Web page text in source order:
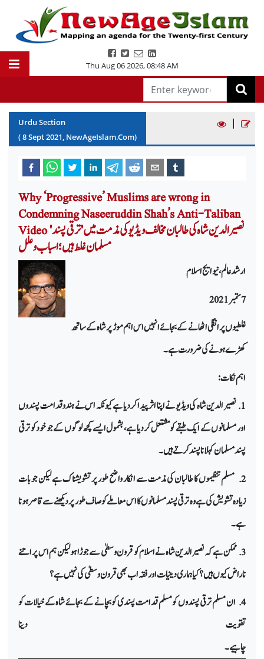
Thu Aug 06 2026,08:48 AM
Urdu Section
(8Sept2021, NewAgeIslam.Com)
|
Why ‘Progressive’ Muslims are wrong in
Condemning Naseeruddin Shah’s Anti-Taliban
Video نصیر الدین شاہ کی طالبان مخالف ویڈیو کی مذمت میں 'ترقی پسند'
مسلمان غلط ہیں؛ اسباب و علل
ارشد عالم، نیو ایج اسلام
7 ستمبر 2021
غلطیوں پر انگلی اٹھانے کے بجائے انہیں اس اہم موڑ پر شاہ کے ساتھ
کھڑے ہونے کی ضرورت ہے۔
اہم نکات:
1. نصیر الدین شاہ کی ویڈیو نے اپنا اثر پیدا کر دیا ہے کیونکہ اس نے ہندو قدامت پسندوں
اور مسلمانوں کے ایک طبقے کو مشتعل کر دیا ہے، بشمول ایسے کچھ لوگوں کے جو خود کو ترقی
پسند مسلمان کہلانا پسند کرتے ہیں۔
2. مسلم تنظیموں کا طالبان کی مذمت سے انکار واضح طور پر تشویشناک ہے لیکن جو بات
زیادہ تشویش کی ہے وہ ترقی پسند مسلمانوں کا اس معاملے کو صاف طور پر دیکھنے سے قاصر ہونا
ہے۔
3. ممکن ہے کہ نصیرالدین شاہ نے اسلام کو قرون وسطیٰ سے جوڑا ہو لیکن ہم اس پر اتنے
ناراض کیوں ہیں؟ کیا ہماری دینیات اور فقہ اب بھی قرون وسطیٰ کی نہیں ہے؟
4. ان مسلم ترقی پسندوں کو مسلم قدامت پسندی کو بچانے کے بجائے شاہ کے خیالات کو
تقویت دینا
چاہیے۔